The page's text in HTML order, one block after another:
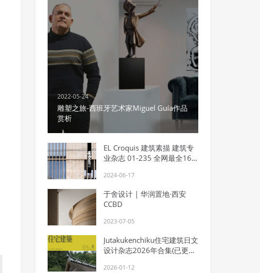
2022-05-24
雕塑之旅-西班牙艺术家Miguel Guía作品
赏析
EL Croquis 建筑素描 建筑专
业杂志 01-235 全网最全163
2026年(共31.37GB) 赠送
John Pawson (1995-2022)特
刊
2024-06-17
于舍设计 | 华润置地·西安
CCBD
2023-07-05
Jutakukenchiku住宅建筑日文
设计杂志2026年合集(已更1-
2026-01-12